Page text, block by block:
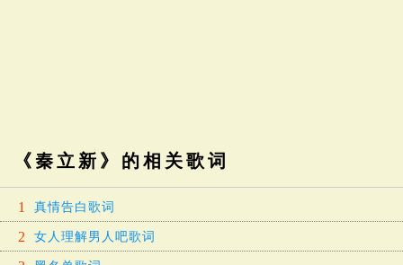
《秦立新》的相关歌词
1 真情告白歌词
2 女人理解男人吧歌词